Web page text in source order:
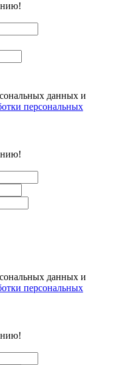
данных и
персональных
данных и
персональных